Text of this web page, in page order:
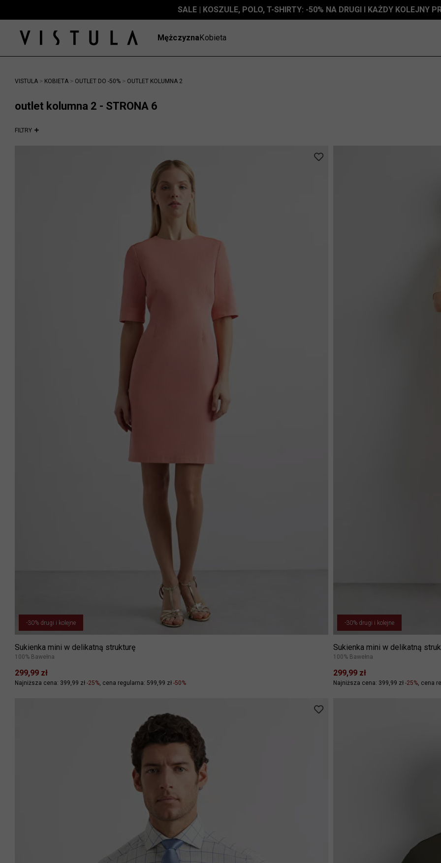
SALE | KOSZULE, POLO, T-SHIRTY: -50% NA DRUGI I KAŻDY KOLEJNY
MężczyznaKobieta
VISTULA > KOBIETA > OUTLET DO -50% > OUTLET KOLUMNA 2
outlet kolumna 2 - STRONA 6
FILTRY
-30% drugi i kolejne
Sukienka mini w delikatną strukturę
100% Bawełna
299,99 zł
Najniższa cena: 399,99 zł -25% cena regularna: 599,99 zł -50%
-30% drugi i kolejne
Sukienka mini w delikatną
100% Bawełna
299,99 zł
Najniższa cena: 399,99 zł -25% cena